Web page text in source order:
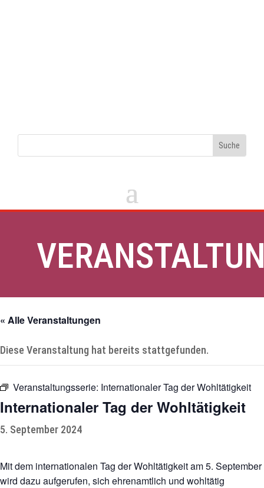
« Alle Veranstaltungen
Diese Veranstaltung hat bereits stattgefunden.
Veranstaltungsserie: Internationaler Tag der Wohltätigkeit
Internationaler Tag der Wohltätigkeit
5. September 2024
Mit dem internationalen Tag der Wohltätigkeit am 5. September
wird dazu aufgerufen, sich ehrenamtlich und wohltätig